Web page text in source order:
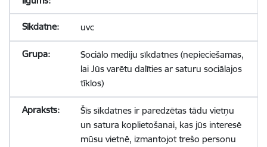
uvc
Sociālo mediju sīkdatnes (nepieciešamas,
lai Jūs varētu dalīties ar saturu sociālajos
tīklos)
Šīs sīkdatnes ir paredzētas tādu vietņu
un satura koplietošanai, kas jūs interesē
mūsu vietnē, izmantojot trešo personu